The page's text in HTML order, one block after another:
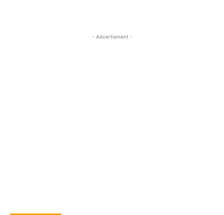
- Advertisment -